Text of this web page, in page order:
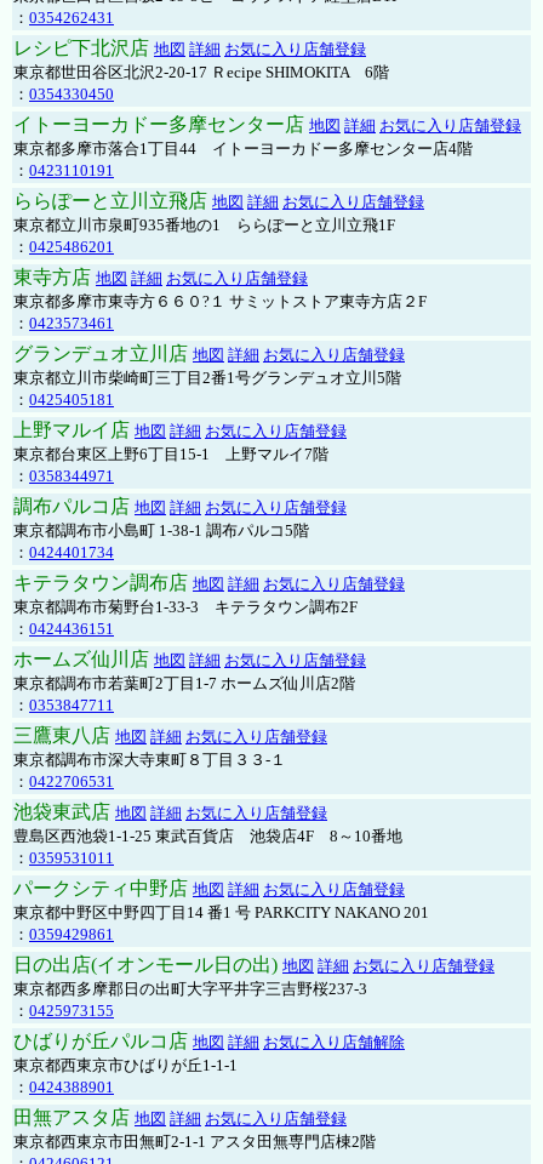
： 0354262431
レシピ下北沢店 地図 詳細 お気に入り店舗登録
東京都世田谷区北沢2-20-17 Ｒecipe SHIMOKITA 6階
： 0354330450
イトーヨーカドー多摩センター店 地図 詳細 お気に入り店舗登録
東京都多摩市落合1丁目44 イトーヨーカドー多摩センター店4階
： 0423110191
ららぽーと立川立飛店 地図 詳細 お気に入り店舗登録
東京都立川市泉町935番地の1 ららぽーと立川立飛1F
： 0425486201
東寺方店 地図 詳細 お気に入り店舗登録
東京都多摩市東寺方６６０?１ サミットストア東寺方店２F
： 0423573461
グランデュオ立川店 地図 詳細 お気に入り店舗登録
東京都立川市柴崎町三丁目2番1号グランデュオ立川5階
： 0425405181
上野マルイ店 地図 詳細 お気に入り店舗登録
東京都台東区上野6丁目15-1 上野マルイ7階
： 0358344971
調布パルコ店 地図 詳細 お気に入り店舗登録
東京都調布市小島町 1-38-1 調布パルコ5階
： 0424401734
キテラタウン調布店 地図 詳細 お気に入り店舗登録
東京都調布市菊野台1-33-3 キテラタウン調布2F
： 0424436151
ホームズ仙川店 地図 詳細 お気に入り店舗登録
東京都調布市若葉町2丁目1-7 ホームズ仙川店2階
： 0353847711
三鷹東八店 地図 詳細 お気に入り店舗登録
東京都調布市深大寺東町８丁目３３-１
： 0422706531
池袋東武店 地図 詳細 お気に入り店舗登録
豊島区西池袋1-1-25 東武百貨店 池袋店4F 8～10番地
： 0359531011
パークシティ中野店 地図 詳細 お気に入り店舗登録
東京都中野区中野四丁目14 番1 号 PARKCITY NAKANO 201
： 0359429861
日の出店(イオンモール日の出) 地図 詳細 お気に入り店舗登録
東京都西多摩郡日の出町大字平井字三吉野桜237-3
： 0425973155
ひばりが丘パルコ店 地図 詳細 お気に入り店舗解除
東京都西東京市ひばりが丘1-1-1
： 0424388901
田無アスタ店 地図 詳細 お気に入り店舗登録
東京都西東京市田無町2-1-1 アスタ田無専門店棟2階